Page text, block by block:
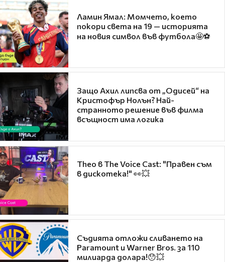
Ламин Ямал: Момчето, което
покори света на 19 — историята
на новия символ във футбола🤩⚽
Защо Ахил липсва от „Одисей“ на
Кристофър Нолън? Най-
странното решение във филма
всъщност има логика
Theo в The Voice Cast: "Правен съм
в дискотека!" 👀💥
Съдията отложи сливането на
Paramount и Warner Bros. за 110
милиарда долара!😯💥